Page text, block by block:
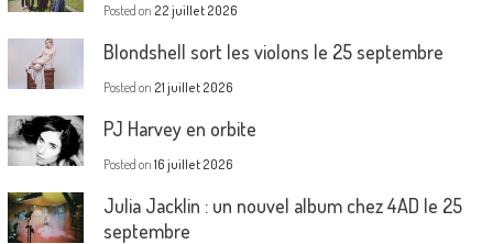
Posted on 22 juillet 2026
Blondshell sort les violons le 25 septembre
Posted on 21 juillet 2026
PJ Harvey en orbite
Posted on 16 juillet 2026
Julia Jacklin : un nouvel album chez 4AD le 25
septembre